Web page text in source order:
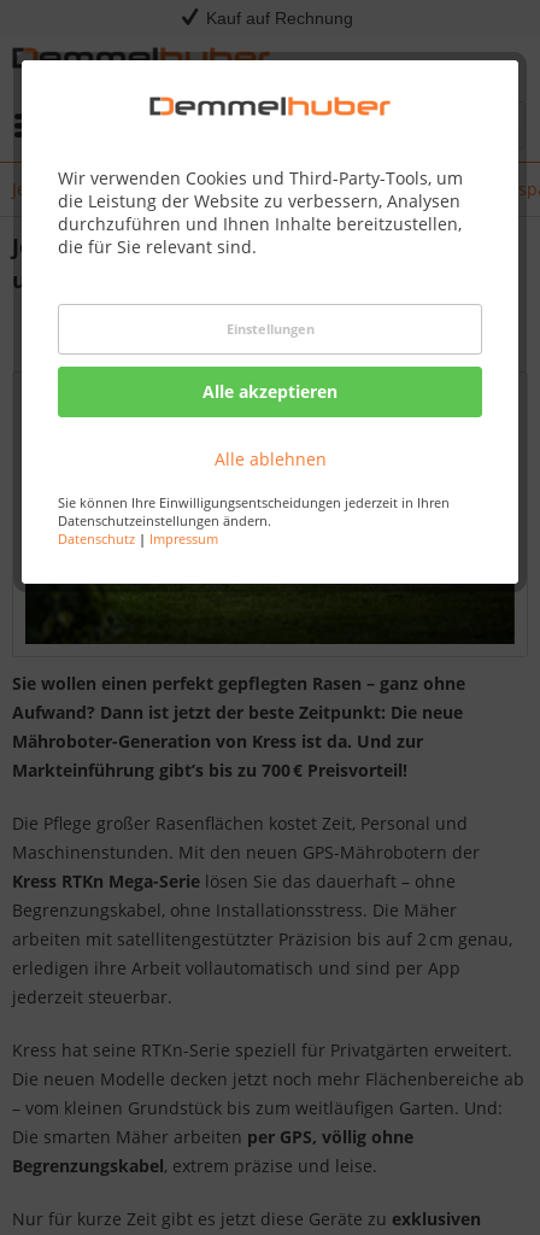
Kauf auf Rechnung
Wir verwenden Cookies und Third-Party-Tools, um
die Leistung der Website zu verbessern, Analysen
durchzuführen und Ihnen Inhalte bereitzustellen,
die für Sie relevant sind.
Einstellungen
Alle akzeptieren
Alle ablehnen
Sie können Ihre Einwilligungsentscheidungen jederzeit in Ihren
Datenschutzeinstellungen ändern.
Datenschutz| Impressum
Jetzt neu: GPS-Mähroboter für Ihren Garten – und bis zu 700 €
Jetzt neu: GPS-Mähroboter für Ihren Garten –
und bis zu 700 € sparen!
Sie wollen einen perfekt gepflegten Rasen – ganz ohne
Aufwand? Dann ist jetzt der beste Zeitpunkt: Die neue
Mähroboter-Generation von Kress ist da. Und zur
Markteinführung gibt’s bis zu 700€ Preisvorteil!
Die Pflege großer Rasenflächen kostet Zeit, Personal und
Maschinenstunden. Mit den neuen GPS-Mährobotern der
Kress RTKn Mega-Serie lösen Sie das dauerhaft – ohne
Begrenzungskabel, ohne Installationsstress. Die Mäher
arbeiten mit satellitengestützter Präzision bis auf 2 cm genau,
erledigen ihre Arbeit vollautomatisch und sind per App
jederzeit steuerbar.
Kress hat seine RTKn-Serie speziell für Privatgärten erweitert.
Die neuen Modelle decken jetzt noch mehr Flächenbereiche ab
– vom kleinen Grundstück bis zum weitläufigen Garten. Und:
Die smarten Mäher arbeiten per GPS, völlig ohne
Begrenzungskabel, extrem präzise und leise.
Nur für kurze Zeit gibt es jetzt diese Geräte zu exklusiven